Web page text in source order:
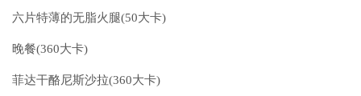
六片特薄的无脂火腿(50大卡)
晚餐(360大卡)
菲达干酪尼斯沙拉(360大卡)